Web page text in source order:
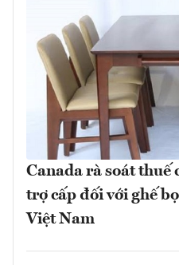
Canada rà soát thuế
trợ cấp đối với ghế
Việt Nam